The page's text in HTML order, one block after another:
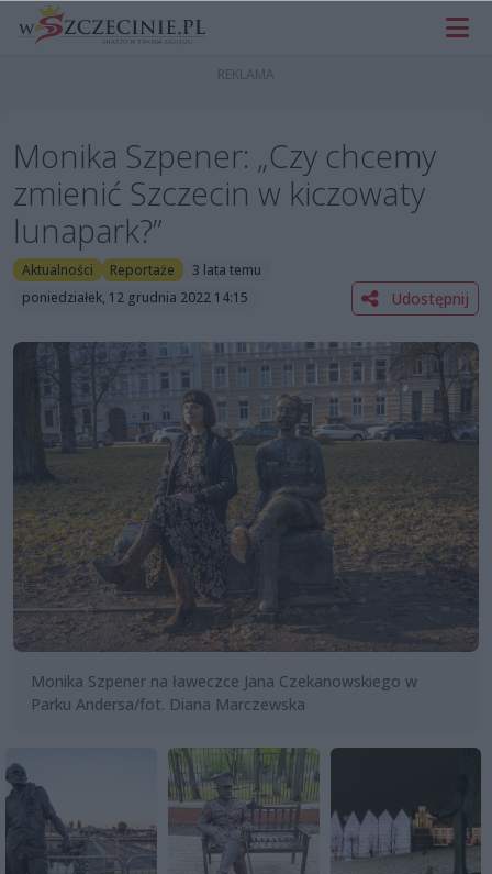
Monika Szpener: „Czy chcemy
zmienić Szczecin w kiczowaty
lunapark?”
Aktualności Reportaże
3 lata temu
poniedziałek, 12 grudnia 2022 14:15
Udostępnij
Monika Szpener na ławeczce Jana Czekanowskiego w
Parku Andersa/fot. Diana Marczewska